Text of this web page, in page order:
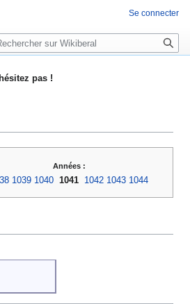
pas !
Années :
1039 1040 1041 1042 1043 1044
Se connecter